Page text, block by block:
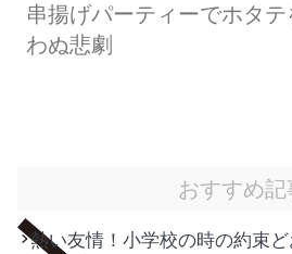
串揚げパーティーでホタ
わぬ悲劇
おすすめ記
熱い友情！小学校の時の約束